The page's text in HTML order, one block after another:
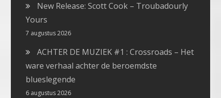
New Release: Scott Cook – Troubadourly
Yours
7 augustus 2026
ACHTER DE MUZIEK #1 : Crossroads – Het
ware verhaal achter de beroemdste
blueslegende
6 augustus 2026